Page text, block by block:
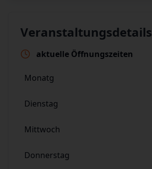
Veranstaltungsdetails
aktuelle Öffnungszeiten
Monatg
Dienstag
Mittwoch
Donnerstag